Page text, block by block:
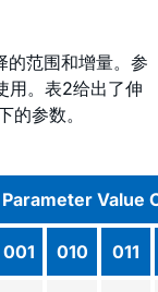
的范围和增量。参
用。表2给出了伸
参数。
Parameter Value
001 010 011